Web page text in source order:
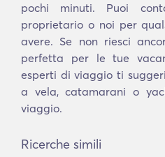
pochi minuti. Puoi
proprietario o noi per
avere. Se non riesci
perfetta per le tue
esperti di viaggio ti
a vela, catamarani o
viaggio.
Ricerche simili